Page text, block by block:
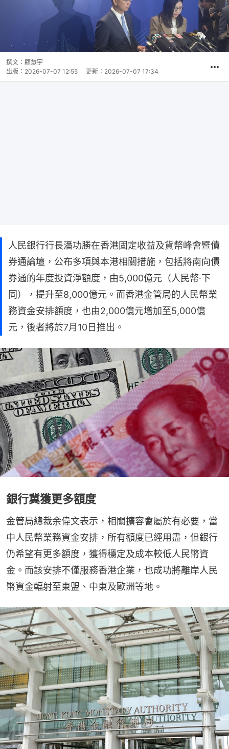
撰文： 顧慧宇
出版： 2026-07-07 12:55 更新： 2026-07-07 17:34
人民銀行行長潘功勝在香港固定收益及貨幣峰會暨債
券通論壇，公布多項與本港相關措施，包括將南向債
券通的年度投資淨額度，由5,000億元（人民幣‧下
同），提升至8,000億元。而香港金管局的人民幣業
務資金安排額度，也由2,000億元增加至5,000億
元，後者將於7月10日推出。
銀行冀獲更多額度
金管局總裁余偉文表示，相關擴容會屬於有必要，當
中人民幣業務資金安排，所有額度已經用盡，但銀行
仍希望有更多額度，獲得穩定及成本較低人民幣資
金。而該安排不僅服務香港企業，也成功將離岸人民
幣資金輻射至東盟、中東及歐洲等地。